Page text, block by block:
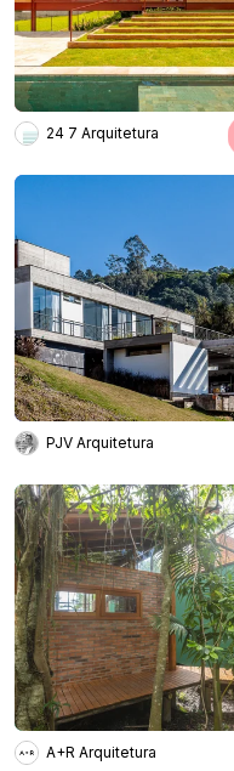
24 7 Arquitetura
PJV Arquitetura
A+R Arquitetura